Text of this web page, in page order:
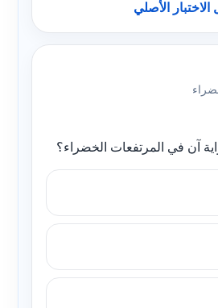
الأصلي
آن في المرتفعات الخضراء؟